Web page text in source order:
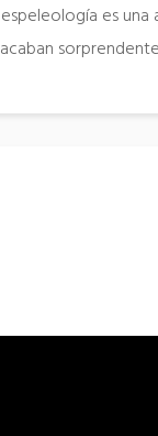
es